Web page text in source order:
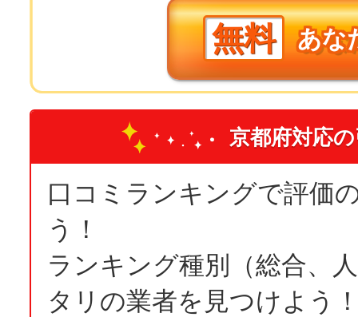
無料 あな
京都府対応
口コミランキングで評価
う！
ランキング種別（総合、
タリの業者を見つけよう